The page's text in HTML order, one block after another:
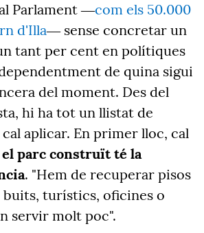
Parlament ―com els 50.000
d'Illa― sense concretar un
tant per cent en polítiques
de quina sigui
del moment. Des del
hi ha tot un llistat de
aplicar. En primer lloc, cal
el parc construït té la
. "Hem de recuperar pisos
buits, turístics, oficines o
servir molt poc".